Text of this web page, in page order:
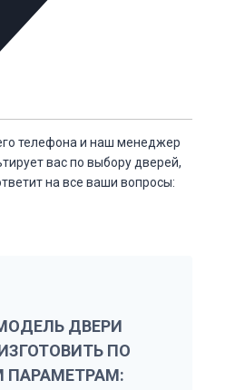
телефона и наш менеджер
вас по выбору дверей,
на все ваши вопросы:
ДВЕРИ
ПО